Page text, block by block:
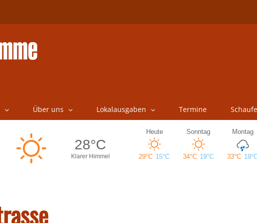
Über uns Lokalausgaben Termine